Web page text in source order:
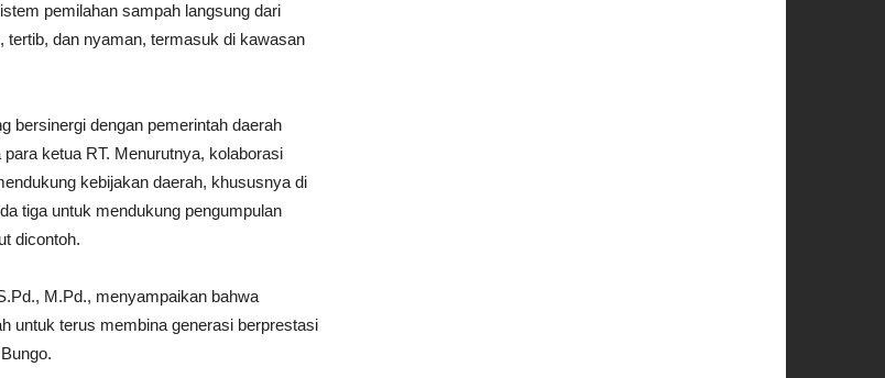
pemilahan sampah langsung dari
tertib, dan nyaman, termasuk di kawasan
bersinergi dengan pemerintah daerah
ketua RT. Menurutnya, kolaborasi
kebijakan daerah, khususnya di
tiga untuk mendukung pengumpulan
dicontoh.
M.Pd., menyampaikan bahwa
untuk terus membina generasi berprestasi